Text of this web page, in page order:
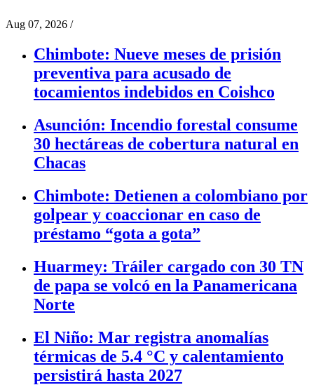
Aug 07, 2026 /
Chimbote: Nueve meses de prisión
preventiva para acusado de
tocamientos indebidos en Coishco
Asunción: Incendio forestal consume
30 hectáreas de cobertura natural en
Chacas
Chimbote: Detienen a colombiano por
golpear y coaccionar en caso de
préstamo “gota a gota”
Huarmey: Tráiler cargado con 30 TN
de papa se volcó en la Panamericana
Norte
El Niño: Mar registra anomalías
térmicas de 5.4 °C y calentamiento
persistirá hasta 2027